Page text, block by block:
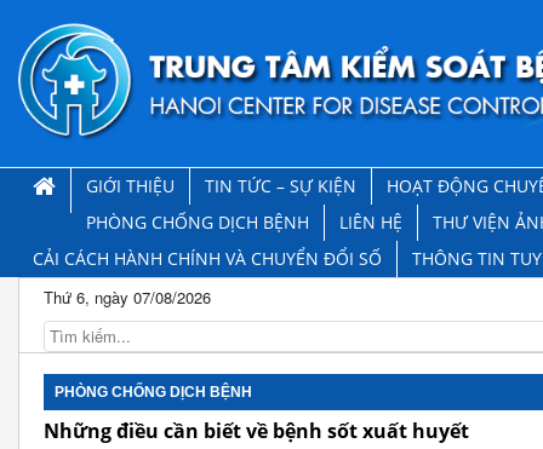
GIỚI THIỆU TIN TỨC – SỰ KIỆN
HOẠT ĐỘNG
PHÒNG CHỐNG DỊCH BỆNH
LIÊN HỆ
THƯ VIỆN
CẢI CÁCH HÀNH CHÍNH VÀ CHUYỂN ĐỔI SỐ
THÔNG TIN
Thứ 6, ngày 07/08/2026
PHÒNG CHỐNG DỊCH BỆNH
Những điều cần biết về bệnh sốt xuất huyết